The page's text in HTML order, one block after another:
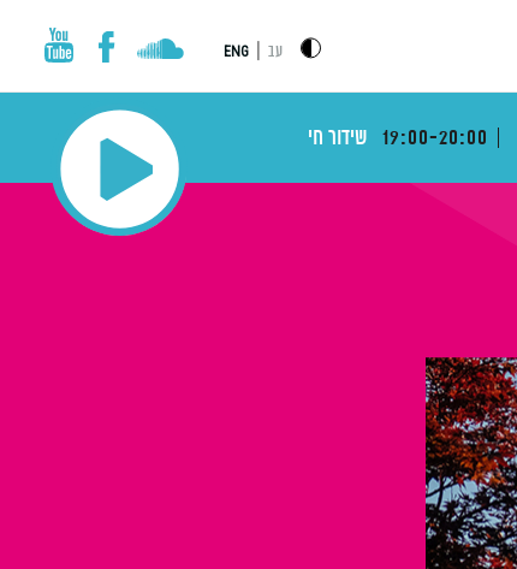
עב ENG
19:00-20:00 שידור חי